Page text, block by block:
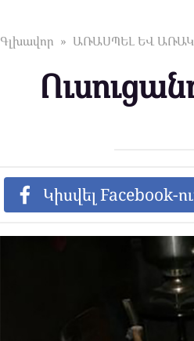
Գլխավոր » ԱՌԱՍՊԵԼ ԵՎ ԱՌԱԿ
Կիսվել Facebook-